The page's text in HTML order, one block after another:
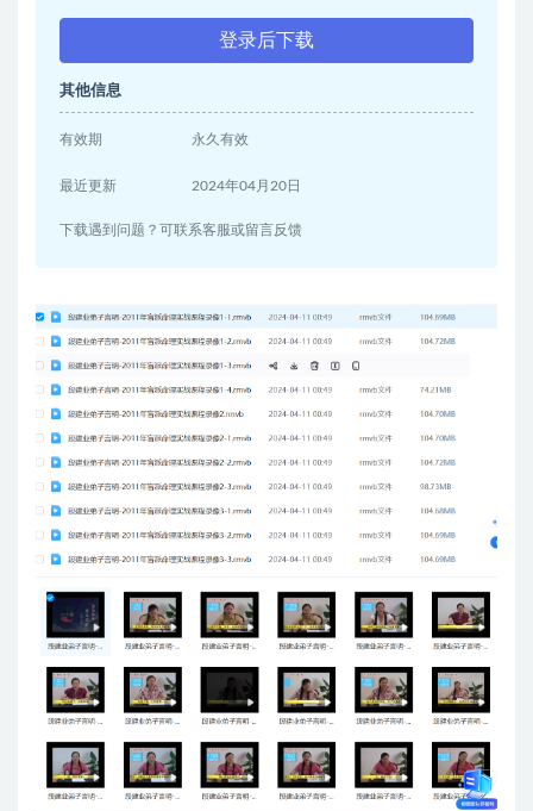
登录后下载
其他信息
有效期 永久有效
最近更新 2024年04月20日
下载遇到问题？可联系客服或留言反馈